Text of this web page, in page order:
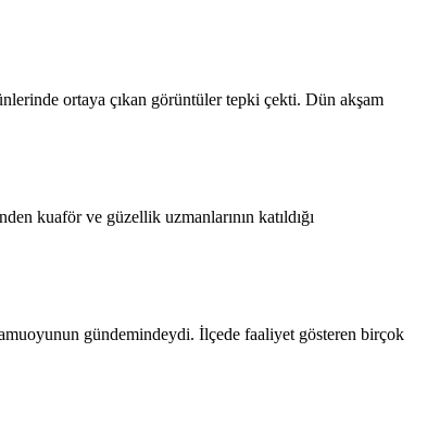
ortaya çıkan görüntüler tepki çekti. Dün akşam
kuaför ve güzellik uzmanlarının katıldığı
gündemindeydi. İlçede faaliyet gösteren birçok